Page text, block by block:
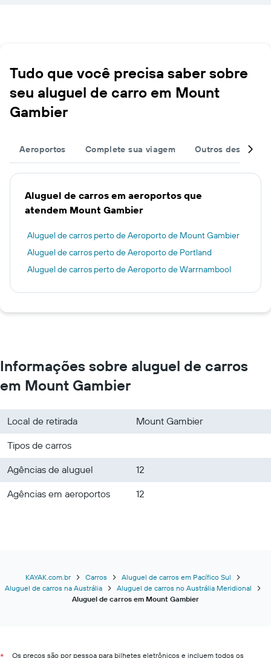
Tudo que você precisa saber sobre
seu aluguel de carro em Mount
Gambier
Aeroportos Complete sua viagem Outros destinos
Aluguel de carros em aeroportos que
atendem Mount Gambier
Aluguel de carros perto de Aeroporto de Mount Gambier
Aluguel de carros perto de Aeroporto de Portland
Aluguel de carros perto de Aeroporto de Warrnambool
Informações sobre aluguel de carros
em Mount Gambier
Local de retirada
Mount Gambier
Tipos de carros
Agências de aluguel
12
Agências em aeroportos
12
KAYAK.com.br Carros
Aluguel de carros em Pacífico Sul
Aluguel de carros na Austrália
Aluguel de carros no Austrália Meridional
Aluguel de carros em Mount Gambier
Os preços são por pessoa para bilhetes eletrônicos e incluem todos os